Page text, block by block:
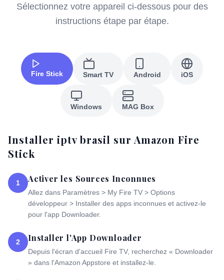
Sélectionnez votre appareil ci-dessous pour des
instructions étape par étape.
Fire Stick Smart TV Android iOS
Windows MAG Box
Installer iptv brasil sur Amazon Fire
Stick
1 Activer les Sources Inconnues
Allez dans Paramètres > My Fire TV > Options
développeur > Installer des apps inconnues et activez-le
pour l'app Downloader.
2 Installer l'App Downloader
Depuis l'écran d'accueil Fire TV, recherchez « Downloader
» dans l'Amazon Appstore et installez-le.